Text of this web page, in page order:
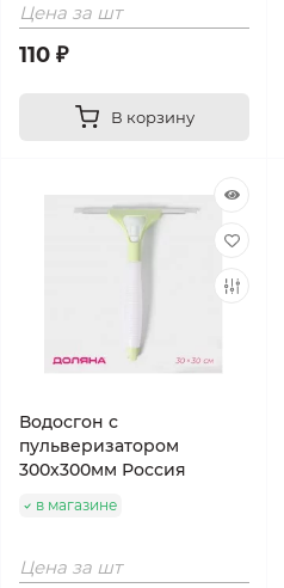
Цена за шт
110 ₽
В корзину
Водосгон с
пульверизатором
300х300мм Россия
в магазине
Цена за шт